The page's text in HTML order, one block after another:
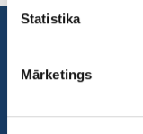
Statistika
Mārketings